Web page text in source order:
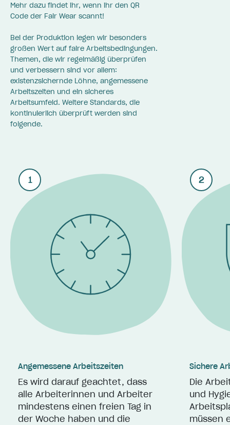
Mehr dazu findet ihr, wenn ihr den QR
Code der Fair Wear scannt!
Bei der Produktion legen wir besonders
großen Wert auf faire Arbeitsbedingungen.
Themen, die wir regelmäßig überprüfen
und verbessern sind vor allem:
existenzsichernde Löhne, angemessene
Arbeitszeiten und ein sicheres
Arbeitsumfeld. Weitere Standards, die
kontinuierlich überprüft werden sind
folgende.
1
Angemessene Arbeitszeiten
Es wird darauf geachtet, dass
alle Arbeiterinnen und Arbeiter
mindestens einen freien Tag in
der Woche haben und die
2
Sichere
Die
und
müssen